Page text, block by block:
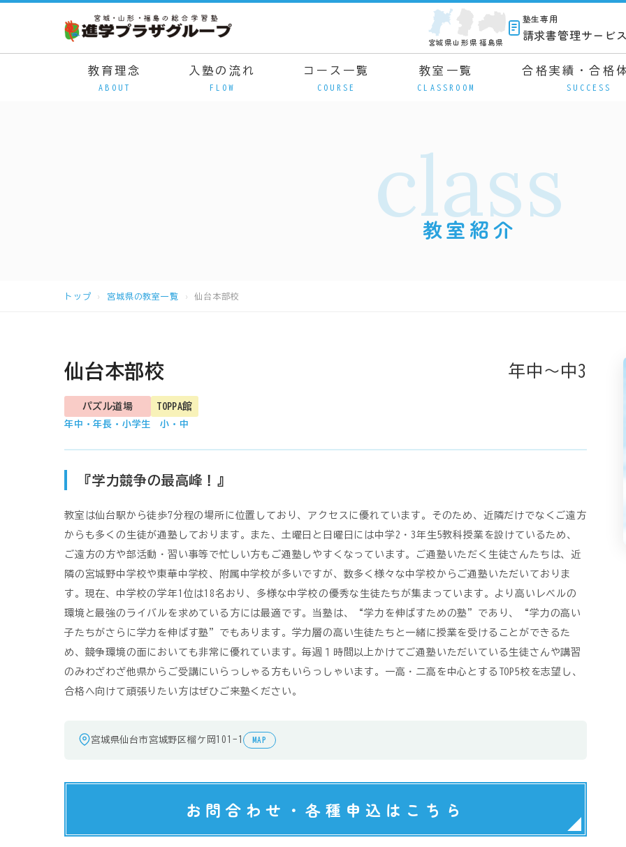
宮城県山形県 福島県
塾生専用
請求書管理サービス
教育理念
ABOUT
入塾の流れ
FLOW
コース一覧
COURSE
教室一覧
CLASSROOM
合格実績・合格
SUCCESS
class
教室紹介
トップ 宮城県の教室一覧 仙台本部校
仙台本部校 年中～中3
パズル道場
年中・年長・小学生
TOPPA館
小・中
『学力競争の最高峰！』
教室は仙台駅から徒歩7分程の場所に位置しており、アクセスに優れています。そのため、近隣だけでなくご遠方
からも多くの生徒が通塾しております。また、土曜日と日曜日には中学2・3年生5教科授業を設けているため、
ご遠方の方や部活動・習い事等で忙しい方もご通塾しやすくなっています。ご通塾いただく生徒さんたちは、近
隣の宮城野中学校や東華中学校、附属中学校が多いですが、数多く様々な中学校からご通塾いただいておりま
す。現在、中学校の学年1位は18名おり、多様な中学校の優秀な生徒たちが集まっています。より高いレベルの
環境と最強のライバルを求めている方には最適です。当塾は、“学力を伸ばすための塾”であり、“学力の高い
子たちがさらに学力を伸ばす塾”でもあります。学力層の高い生徒たちと一緒に授業を受けることができるた
め、競争環境の面においても非常に優れています。毎週１時間以上かけてご通塾いただいている生徒さんや講習
のみわざわざ他県からご受講にいらっしゃる方もいらっしゃいます。一高・二高を中心とするTOP5校を志望し、
合格へ向けて頑張りたい方はぜひご来塾ください。
宮城県仙台市宮城野区榴ケ岡101-1 MAP
お問合わせ・各種申込はこちら